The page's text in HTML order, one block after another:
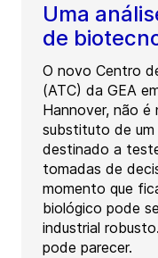
Uma
de
O novo Centro
(ATC) da GEA
Hannover, não é
substituto de um
destinado a
tomadas de
momento que
biológico pode
industrial
pode parecer.